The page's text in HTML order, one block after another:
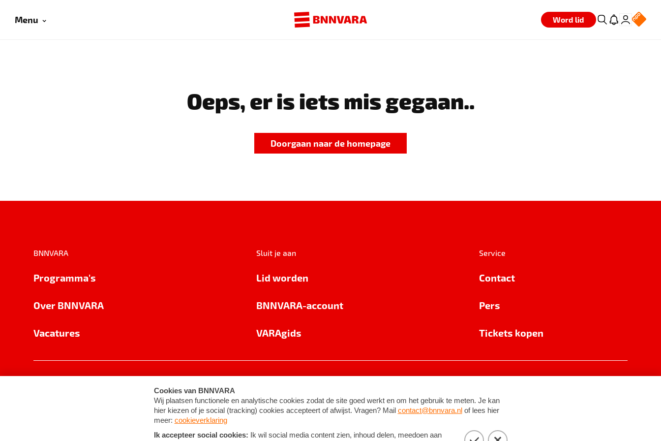
Menu Word lid
Oeps, er is iets mis gegaan..
Doorgaan naar de homepage
BNNVARA
Programma's
Over BNNVARA
Vacatures
Sluit je aan
Lid worden
BNNVARA-account
VARAgids
Service
Contact
Pers
Tickets kopen
Cookie-instellingen Algemene voorwaarden ©2026BNNVARA